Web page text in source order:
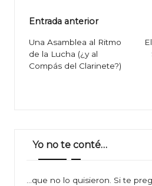
Navegación
de
entradas
Entrada anterior
Una Asamblea al Ritmo
de la Lucha (¿y al
Compás del Clarinete?)
Yo no te conté…
…que no lo quisieron. Si te